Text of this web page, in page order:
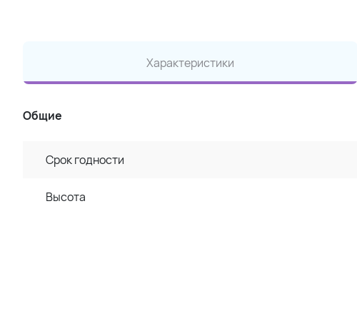
Характеристики
Общие
Срок годности
Высота